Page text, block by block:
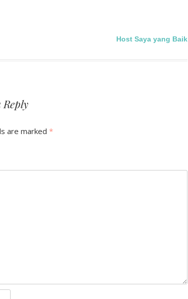
Host Saya yang Baik
Reply
are marked *